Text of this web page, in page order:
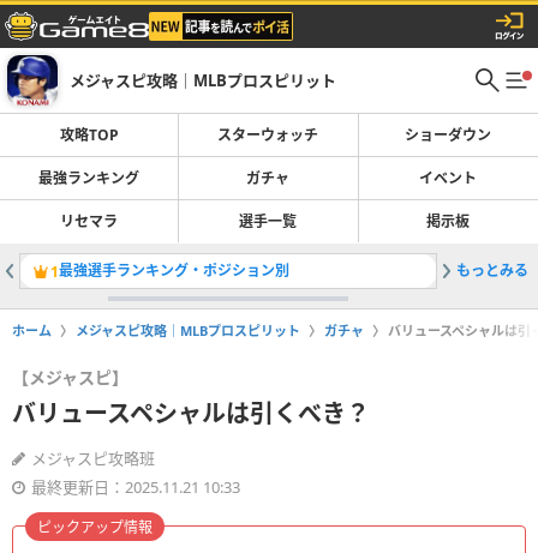
メジャスピ攻略｜MLBプロスピリット
攻略TOP スターウォッチ ショーダウン
最強ランキング ガチャ イベント
リセマラ 選手一覧 掲示板
1最強選手ランキング・ポジション別 2ソニー
もっとみる
ホーム メジャスピ攻略｜MLBプロスピリット ガチャ バリュースペシャルは引
【メジャスピ】
バリュースペシャルは引くべき？
メジャスピ攻略班
最終更新日：2025.11.21 10:33
ピックアップ情報